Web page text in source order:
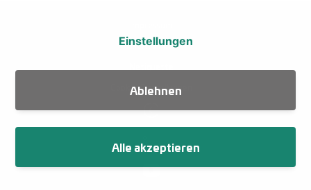
Datenschutz
Cookie-Einstellungen
Ablehnen
Einstellungen
Alle akzeptieren